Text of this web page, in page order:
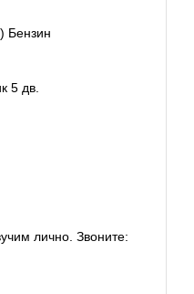
Бензин
5 дв.
лично. Звоните: